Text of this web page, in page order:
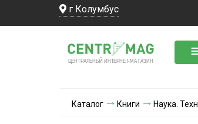
г Колумбус
ЦЕНТРАЛЬНЫЙ ИНТЕРНЕТ-МА ГАЗИН
Каталог Книги Наука.